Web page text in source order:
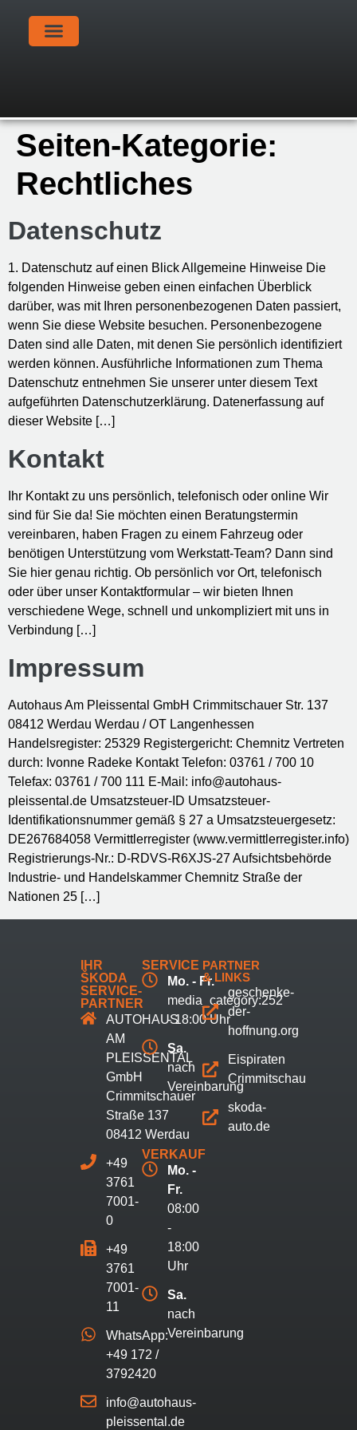
Seiten-Kategorie:
Rechtliches
Datenschutz
1. Datenschutz auf einen Blick Allgemeine Hinweise Die
folgenden Hinweise geben einen einfachen Überblick
darüber, was mit Ihren personenbezogenen Daten passiert,
wenn Sie diese Website besuchen. Personenbezogene
Daten sind alle Daten, mit denen Sie persönlich identifiziert
werden können. Ausführliche Informationen zum Thema
Datenschutz entnehmen Sie unserer unter diesem Text
aufgeführten Datenschutzerklärung. Datenerfassung auf
dieser Website […]
Kontakt
Ihr Kontakt zu uns persönlich, telefonisch oder online Wir
sind für Sie da! Sie möchten einen Beratungstermin
vereinbaren, haben Fragen zu einem Fahrzeug oder
benötigen Unterstützung vom Werkstatt-Team? Dann sind
Sie hier genau richtig. Ob persönlich vor Ort, telefonisch
oder über unser Kontaktformular – wir bieten Ihnen
verschiedene Wege, schnell und unkompliziert mit uns in
Verbindung […]
Impressum
Autohaus Am Pleissental GmbH Crimmitschauer Str. 137
08412 Werdau Werdau / OT Langenhessen
Handelsregister: 25329 Registergericht: Chemnitz Vertreten
durch: Ivonne Radeke Kontakt Telefon: 03761 / 700 10
Telefax: 03761 / 700 111 E-Mail: info@autohaus-
pleissental.de Umsatzsteuer-ID Umsatzsteuer-
Identifikationsnummer gemäß § 27 a Umsatzsteuergesetz:
DE267684058 Vermittlerregister (www.vermittlerregister.info)
Registrierungs-Nr.: D-RDVS-R6XJS-27 Aufsichtsbehörde
Industrie- und Handelskammer Chemnitz Straße der
Nationen 25 […]
IHR
ŠKODA
SERVICE-
PARTNER
AUTOHAUS
AM
PLEISSENTAL
GmbH
Crimmitschauer
Straße 137
08412 Werdau
+49
3761
7001-
0
+49
3761
7001-
11
WhatsApp:
+49 172 /
3792420
info@autohaus-
pleissental.de
SERVICE
Mo. - Fr.
media_category:252
- 18:00 Uhr
Sa.
nach
Vereinbarung
VERKAUF
Mo. -
Fr.
08:00
-
18:00
Uhr
Sa.
nach
Vereinbarung
PARTNER
& LINKS
geschenke-
der-
hoffnung.org
Eispiraten
Crimmitschau
skoda-
auto.de